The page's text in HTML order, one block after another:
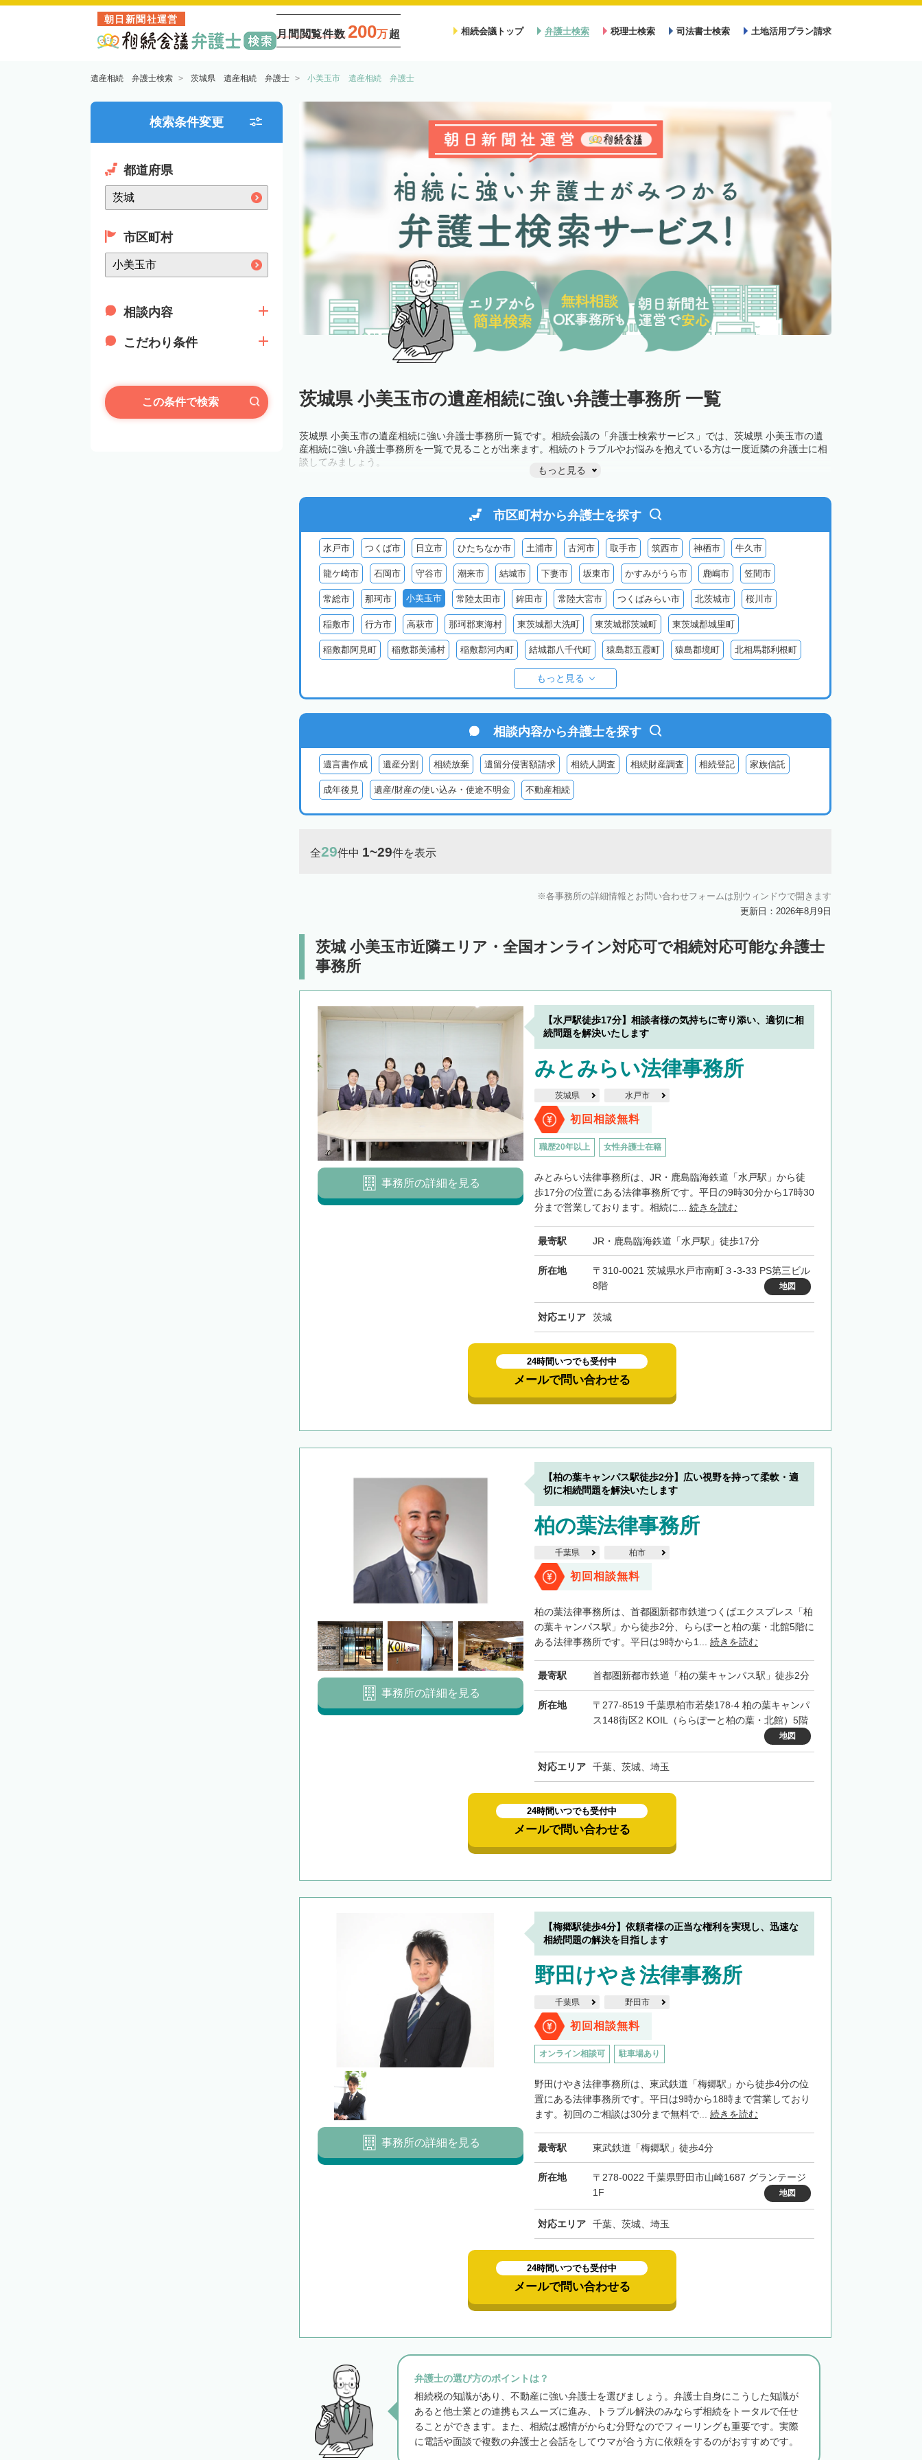
朝日新聞社運営
月間閲覧件数 200万超 相続会議トップ 弁護士検索 税理士検索 司法書士検索 土地活用プラン請求
遺産相続 弁護士検索 茨城県 遺産相続 弁護士 小美玉市 遺産相続 弁護士
検索条件変更
都道府県
市区町村
相談内容
こだわり条件
この条件で検索 茨城県 小美玉市の遺産相続に強い弁護士事務所 一覧
茨城県 小美玉市の遺産相続に強い弁護士事務所一覧です。相続会議の「弁護士検索サービス」では、茨城県 小美玉市の遺
産相続に強い弁護士事務所を一覧で見ることが出来ます。相続のトラブルやお悩みを抱えている方は一度近隣の弁護士に相
談してみましょう。
もっと見る
市区町村から弁護士を探す
水戸市 つくば市 日立市 ひたちなか市 土浦市 古河市 取手市 筑西市 神栖市 牛久市
龍ケ崎市 石岡市 守谷市 潮来市 結城市 下妻市 坂東市 かすみがうら市 鹿嶋市 笠間市
常総市 那珂市 小美玉市 常陸太田市 鉾田市 常陸大宮市 つくばみらい市 北茨城市 桜川市
稲敷市 行方市 高萩市 那珂郡東海村 東茨城郡大洗町 東茨城郡茨城町 東茨城郡城里町
稲敷郡阿見町 稲敷郡美浦村 稲敷郡河内町 結城郡八千代町 猿島郡五霞町 猿島郡境町 北相馬郡利根町
もっと見る
相談内容から弁護士を探す
遺言書作成 遺産分割 相続放棄 遺留分侵害額請求 相続人調査 相続財産調査 相続登記 家族信託
成年後見 遺産/財産の使い込み・使途不明金 不動産相続
全29件中 1~29件を表示
各事務所の詳細情報とお問い合わせフォームは別ウィンドウで開きます
更新日：2026年8月9日
茨城 小美玉市近隣エリア・全国オンライン対応可で相続対応可能な弁護士
事務所
【水戸駅徒歩17分】相談者様の気持ちに寄り添い、適切に相
続問題を解決いたします
みとみらい法律事務所
茨城県 水戸市
初回相談無料
職歴20年以上 女性弁護士在籍
みとみらい法律事務所は、JR・鹿島臨海鉄道「水戸駅」から徒
歩17分の位置にある法律事務所です。平日の9時30分から17時30
分まで営業しております。相続に... 続きを読む
最寄駅 JR・鹿島臨海鉄道「水戸駅」徒歩17分
所在地
〒310-0021 茨城県水戸市南町３-3-33 PS第三ビル
8階
地図
対応エリア 茨城
事務所の詳細を見る
24時間いつでも受付中
メールで問い合わせる
【柏の葉キャンパス駅徒歩2分】広い視野を持って柔軟・適
切に相続問題を解決いたします
柏の葉法律事務所
千葉県 柏市
初回相談無料
柏の葉法律事務所は、首都圏新都市鉄道つくばエクスプレス「柏
の葉キャンパス駅」から徒歩2分、ららぽーと柏の葉・北館5階に
ある法律事務所です。平日は9時から1... 続きを読む
最寄駅 首都圏新都市鉄道「柏の葉キャンパス駅」徒歩2分
所在地
〒277-8519 千葉県柏市若柴178-4 柏の葉キャンパ
ス148街区2 KOIL（ららぽーと柏の葉・北館）5階
地図
対応エリア 千葉、茨城、埼玉
事務所の詳細を見る
24時間いつでも受付中
メールで問い合わせる
【梅郷駅徒歩4分】依頼者様の正当な権利を実現し、迅速な
相続問題の解決を目指します
野田けやき法律事務所
千葉県 野田市
初回相談無料
オンライン相談可 駐車場あり
野田けやき法律事務所は、東武鉄道「梅郷駅」から徒歩4分の位
置にある法律事務所です。平日は9時から18時まで営業しており
ます。初回のご相談は30分まで無料で... 続きを読む
最寄駅 東武鉄道「梅郷駅」徒歩4分
所在地
〒278-0022 千葉県野田市山崎1687 グランテージ
1F
地図
対応エリア 千葉、茨城、埼玉
事務所の詳細を見る
24時間いつでも受付中
メールで問い合わせる
弁護士の選び方のポイントは？
相続税の知識があり、不動産に強い弁護士を選びましょう。弁護士自身にこうした知識が
あると他士業との連携もスムーズに進み、トラブル解決のみならず相続をトータルで任せ
ることができます。また、相続は感情がからむ分野なのでフィーリングも重要です。実際
に電話や面談で複数の弁護士と会話をしてウマが合う方に依頼をするのがおすすめです。